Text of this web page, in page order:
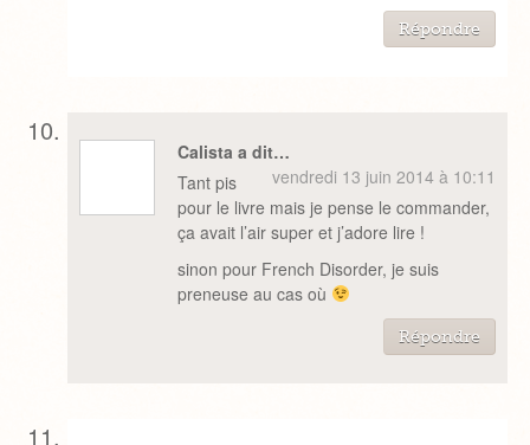
Répondre
Calista a dit…
vendredi 13 juin 2014 à 10:11
Tant pis
pour le livre mais je pense le commander,
ça avait l’air super et j’adore lire !
sinon pour French Disorder, je suis
preneuse au cas où
Répondre